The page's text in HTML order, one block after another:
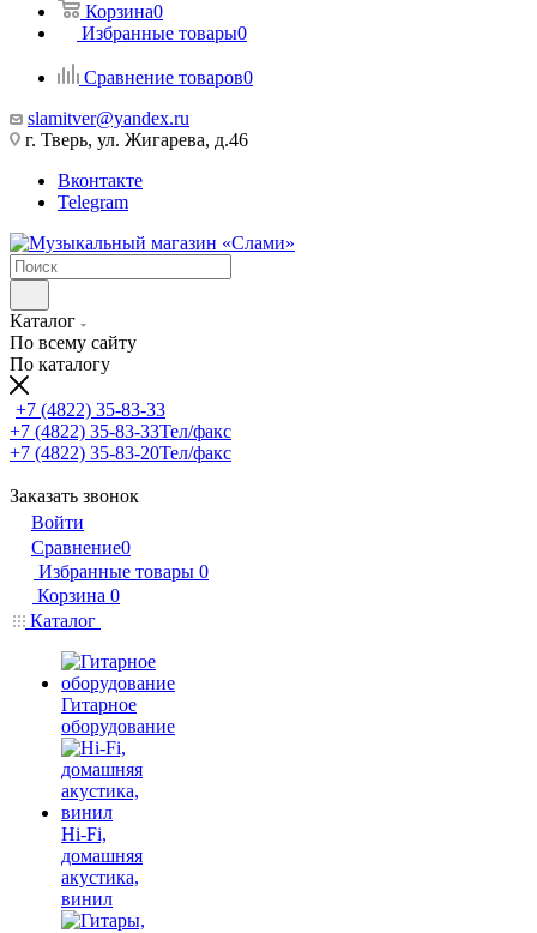
Корзина0
Избранные товары0
Сравнение товаров0
slamitver@yandex.ru
г. Тверь, ул. Жигарева, д.46
Вконтакте
Telegram
Каталог
По всему сайту
По каталогу
+7 (4822) 35-83-33
+7 (4822) 35-83-33Тел/факс
+7 (4822) 35-83-20Тел/факс
Заказать звонок
Войти
Сравнение0
Избранные товары 0
Корзина 0
Каталог
Гитарное
оборудование
Hi-Fi,
домашняя
акустика,
винил